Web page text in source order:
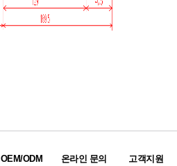
OEM/ODM 온라인 문의 고객지원